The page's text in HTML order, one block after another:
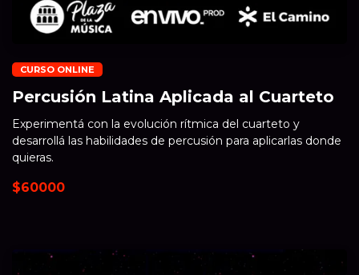
CURSO ONLINE
Percusión Latina Aplicada al Cuarteto
Experimentá con la evolución rítmica del cuarteto y
desarrollá las habilidades de percusión para aplicarlas donde
quieras.
$60000